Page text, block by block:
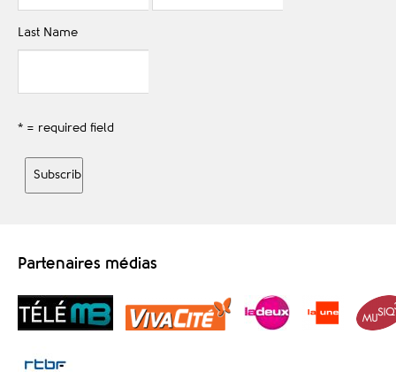
Last Name
* = required field
Partenaires médias